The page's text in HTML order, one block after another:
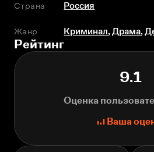
Страна
Россия
Жанр Криминал,Драма,
Рейтинг
9.1
Оценка
Ваша